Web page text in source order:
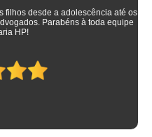
filhos desde a adolescência até os
Parabéns à toda equipe
HP!